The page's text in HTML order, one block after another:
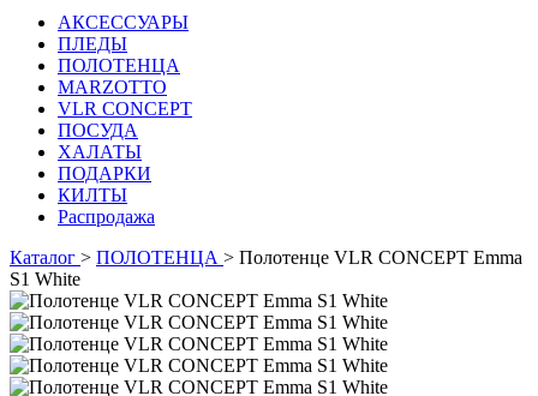
АКСЕССУАРЫ
ПЛЕДЫ
ПОЛОТЕНЦА
MARZOTTO
VLR CONCEPT
ПОСУДА
ХАЛАТЫ
ПОДАРКИ
КИЛТЫ
Распродажа
Каталог > ПОЛОТЕНЦА > Полотенце VLR CONCEPT Emma
S1 White